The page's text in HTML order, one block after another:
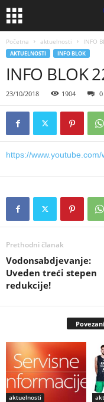
Početna aktuelnosti INFO
AKTUELNOSTI INFO BLOK
INFO BLOK
23/10/2018 1904 0
https://
Prethodni članak
Vodonsabdjevanje:
Uveden treći stepen
redukcije!
aktuelnosti